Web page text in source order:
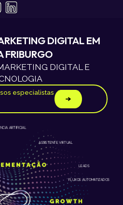
DIGITAL EM
FRIBURGO
DIGITAL E
especialistas
FLUXOS AUTOMATIZADOS
ARTIFICIAL
ASSISTENTE VIRTUAL
LEADS